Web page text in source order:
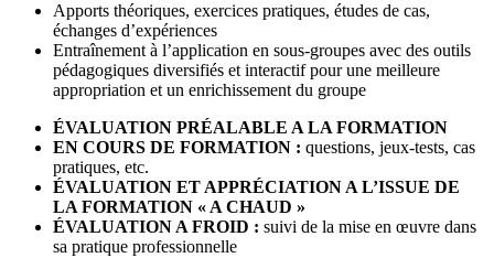
Apports théoriques, exercices pratiques, études de cas,
échanges d’expériences
Entraînement à l’application en sous-groupes avec des outils
pédagogiques diversifiés et interactif pour une meilleure
appropriation et un enrichissement du groupe
ÉVALUATION PRÉALABLE A LA FORMATION
EN COURS DE FORMATION : questions, jeux-tests, cas
pratiques, etc.
ÉVALUATION ET APPRÉCIATION A L’ISSUE DE
LA FORMATION « A CHAUD »
ÉVALUATION A FROID : suivi de la mise en œuvre dans
sa pratique professionnelle